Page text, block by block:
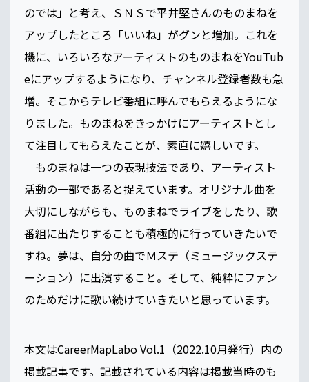
のでは」と考え、ＳＮＳで平井堅さんのものまねを
アップしたところ「いいね」がグンと増加。これを
機に、いろいろなアーティストのものまねをYouTub
eにアップするようになり、チャンネル登録者数も急
増。そこからテレビ番組に呼んでもらえるようにな
りました。ものまねをきっかけにアーティストとし
て注目してもらえたことが、素直に嬉しいです。
ものまねは一つの表現技法であり、アーティスト
活動の一部であると捉えています。オリジナル曲を
大切にしながらも、ものまねでライブをしたり、歌
番組に出たりすることも積極的に行っていきたいで
すね。夢は、自分の曲でＭステ（ミュージックステ
ーション）に出演すること。そして、純粋にファン
のためだけに歌い続けていきたいと思っています。
本文はCareerMapLabo Vol.1（2022.10月発行）内の
掲載記事です。記載されている内容は掲載当時のも